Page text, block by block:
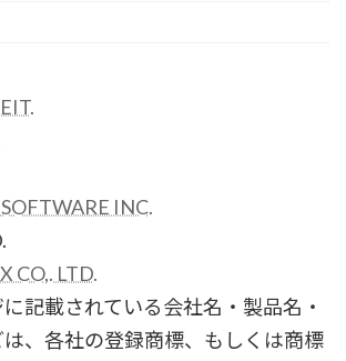
INC.
CO,. LTD.
記載されている会社名・製品名・
、各社の登録商標、もしくは商標